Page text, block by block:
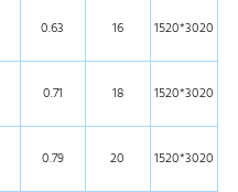
0.63 16 1520*3020
0.71 18 1520*3020
0.79 20 1520*3020